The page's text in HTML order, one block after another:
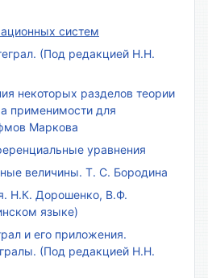
систем
(Под редакцией Н.Н.
некоторых разделов теории
применимости для
Маркова
уравнения
величины. Т. С. Бородина
Н.К. Дорошенко, В.Ф.
языке)
и его приложения.
(Под редакцией Н.Н.